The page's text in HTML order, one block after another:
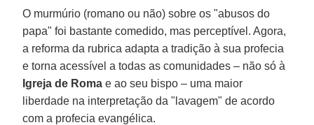
O murmúrio (romano ou não) sobre os "abusos do
papa" foi bastante comedido, mas perceptível. Agora,
a reforma da rubrica adapta a tradição à sua profecia
e torna acessível a todas as comunidades – não só à
Igreja de Roma e ao seu bispo – uma maior
liberdade na interpretação da "lavagem" de acordo
com a profecia evangélica.